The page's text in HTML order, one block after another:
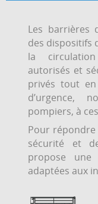
Les barrières
des dispositifs
la
autorisés et
privés tout en
d’urgence,
pompiers, à
Pour répondre
sécurité et
propose une
adaptées aux